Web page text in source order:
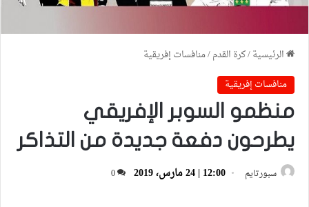
الرئيسية/كرة القدم/منافسات إفريقية
منافسات إفريقية
منظمو السوبر الإفريقي
يطرحون دفعة جديدة من التذاكر
سبورتايم 12:00 | 24 مارس، 2019 0